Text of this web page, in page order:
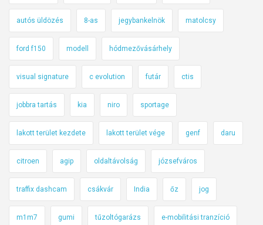
l
y
i
r
á
n
y
b
n
autós üldözés 8-as jegybankelnök matolcsy
ford f150 modell hódmezővásárhely
visual signature c evolution futár ctis
jobbra tartás kia niro sportage
lakott terület kezdete lakott terület vége genf daru
citroen agip oldaltávolság józsefváros
traffix dashcam csákvár India őz jog
m1m7 gumi tűzoltógarázs e-mobilitási tranzíció